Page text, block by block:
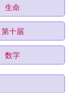
生命
第十届
数字